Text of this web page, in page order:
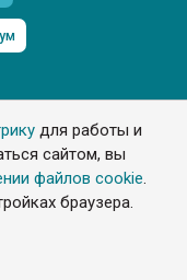
для работы и
сайтом, вы
файлов cookie.
браузера.
защищены
с обязательной